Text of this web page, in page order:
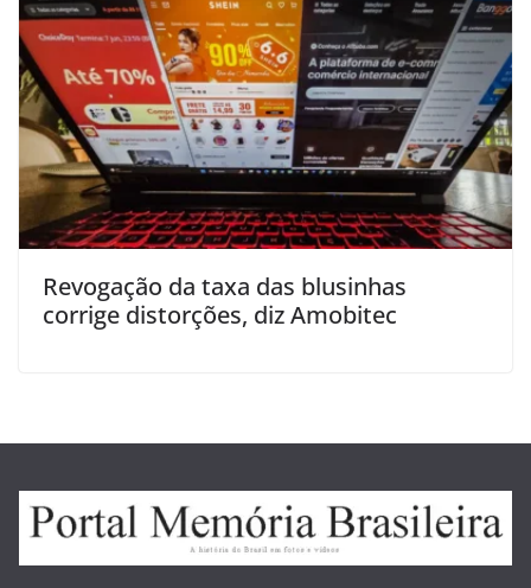
Revogação da taxa das blusinhas
corrige distorções, diz Amobitec